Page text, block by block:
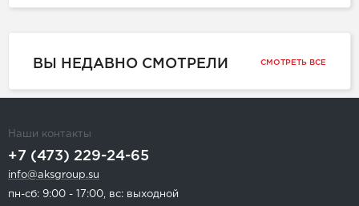
ВЫ НЕДАВНО СМОТРЕЛИ СМОТРЕТЬ ВСЕ
Наши контакты
+7 (473) 229-24-65
info@aksgroup.su
пн-сб: 9:00 - 17:00, вс: выходной